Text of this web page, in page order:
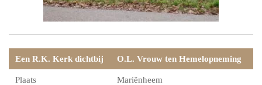
Een R.K. Kerk dichtbij O.L. Vrouw ten Hemelopneming
Plaats Mariënheem